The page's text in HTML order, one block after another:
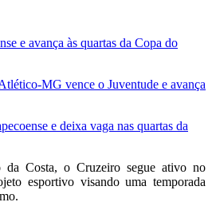
e avança às quartas da Copa do
MG vence o Juventude e avança
e deixa vaga nas quartas da
da Costa, o Cruzeiro segue ativo no
esportivo visando uma temporada